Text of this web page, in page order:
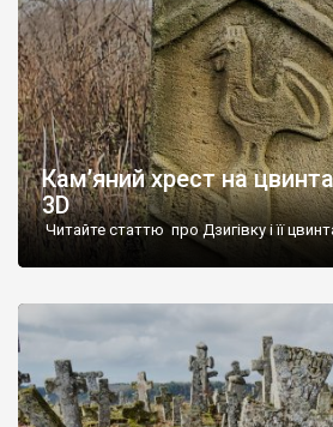
Кам’яний хрест на
3D
Читайте статтю про Дзигівку і її